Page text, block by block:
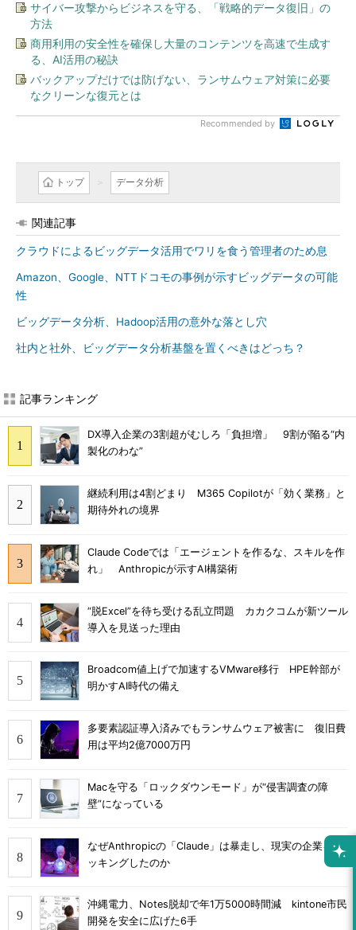
サイバー攻撃からビジネスを守る、「戦略的データ復旧」の
方法
商用利用の安全性を確保し大量のコンテンツを高速で生成す
る、AI活用の秘訣
バックアップだけでは防げない、ランサムウェア対策に必要
なクリーンな復元とは
Recommended by
トップ データ分析
関連記事
クラウドによるビッグデータ活用でワリを食う管理者のため息
Amazon、Google、NTTドコモの事例が示すビッグデータの可能
性
ビッグデータ分析、Hadoop活用の意外な落とし穴
社内と社外、ビッグデータ分析基盤を置くべきはどっち？
記事ランキング
DX導入企業の3割超がむしろ「負担増」 9割が陥る“内
製化のわな”
継続利用は4割どまり M365 Copilotが「効く業務」と
期待外れの境界
Claude Codeでは「エージェントを作るな、スキルを作
れ」 Anthropicが示すAI構築術
“脱Excel”を待ち受ける乱立問題 カカクコムが新ツール
導入を見送った理由
Broadcom値上げで加速するVMware移行 HPE幹部が
明かすAI時代の備え
多要素認証導入済みでもランサムウェア被害に 復旧費
用は平均2億7000万円
Macを守る「ロックダウンモード」が“侵害調査の障
壁”になっている
なぜAnthropicの「Claude」は暴走し、現実の企業をハ
ッキングしたのか
沖縄電力、Notes脱却で年1万5000時間減 kintone市民
開発を安全に広げた6手